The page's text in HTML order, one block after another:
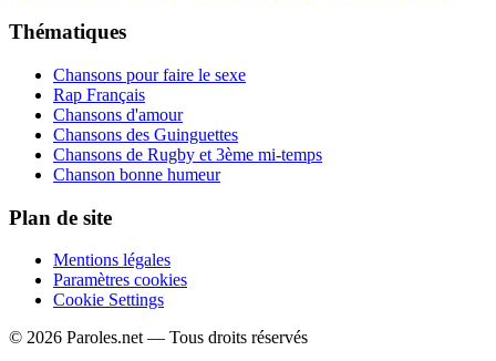
Thématiques
Chansons pour faire le sexe
Rap Français
Chansons d'amour
Chansons des Guinguettes
Chansons de Rugby et 3ème mi-temps
Chanson bonne humeur
Plan de site
Mentions légales
Paramètres cookies
Cookie Settings
© 2026 Paroles.net — Tous droits réservés